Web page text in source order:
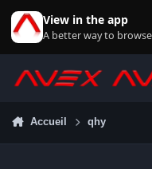
View in the app
A better way to
Accueil qhy